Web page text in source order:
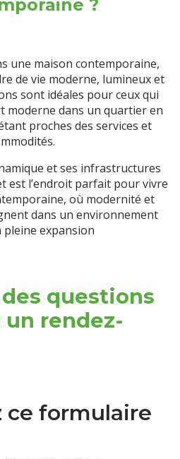
?
une maison contemporaine,
de vie moderne, lumineux et
sont idéales pour ceux qui
moderne dans un quartier en
proches des services et
et ses infrastructures
est l’endroit parfait pour vivre
où modernité et
dans un environnement
pleine expansion
questions
rendez-
ce formulaire